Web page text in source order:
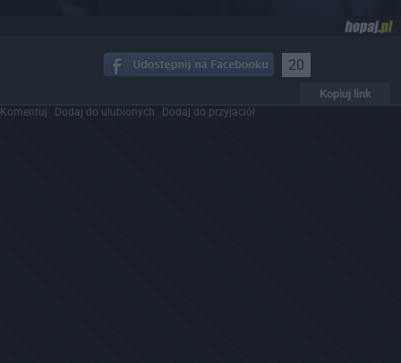
20
Kopiuj link
Komentuj Dodaj do ulubionych Dodaj do przyjaciół